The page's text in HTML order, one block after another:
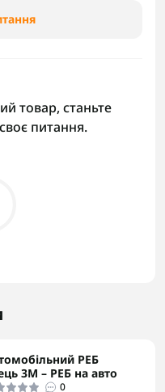
товар, станьте
питання.
РЕБ
3M – РЕБ на авто
0